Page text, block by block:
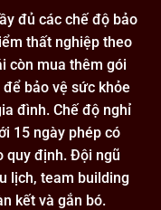
đủ các chế độ bảo
thất nghiệp theo
còn mua thêm gói
bảo vệ sức khỏe
đình. Chế độ nghỉ
15 ngày phép có
quy định. Đội ngũ
lịch, team building
kết và gắn bó.